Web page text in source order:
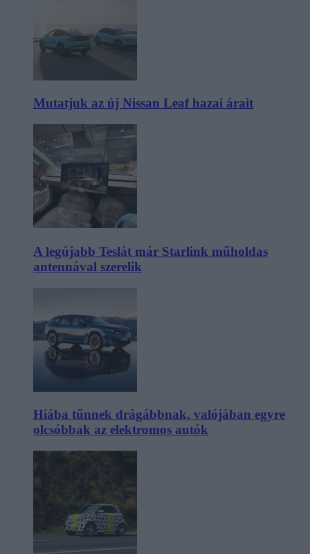
Mutatjuk az új Nissan Leaf hazai árait
A legújabb Teslát már Starlink műholdas
antennával szerelik
Hiába tűnnek drágábbnak, valójában egyre
olcsóbbak az elektromos autók